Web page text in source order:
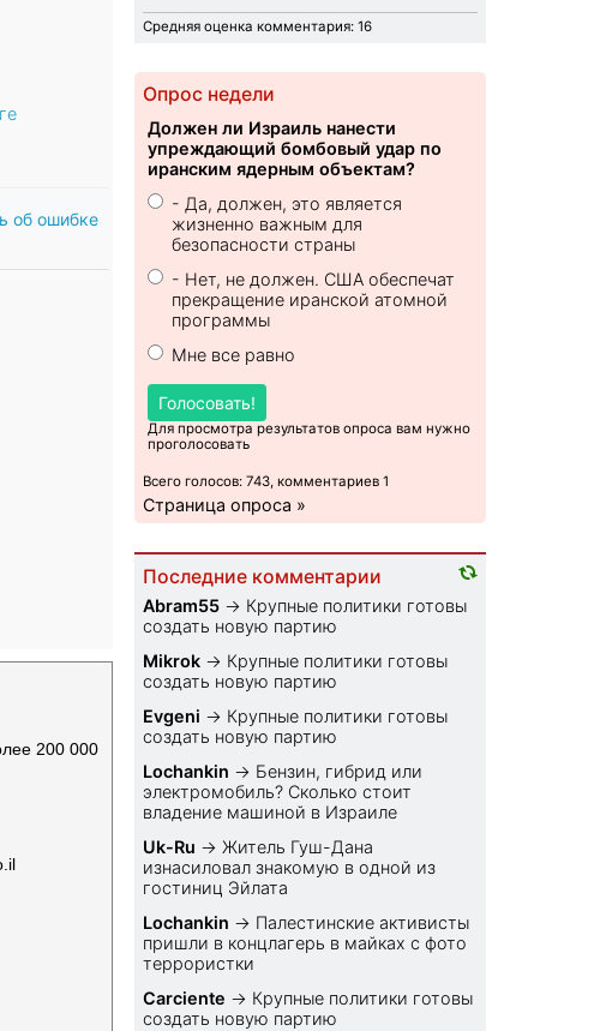
об ошибке
200 000
Средняя оценка комментария: 16
Опрос недели
Должен ли Израиль нанести
упреждающий бомбовый удар по
иранским ядерным объектам?
- Да, должен, это является
жизненно важным для
безопасности страны
- Нет, не должен. США обеспечат
прекращение иранской атомной
программы
Мне все равно
Голосовать!
Для просмотра результатов опроса вам нужно
проголосовать
Всего голосов: 743, комментариев 1
Страница опроса »
Последние комментарии
Abram55 → Крупные политики готовы
создать новую партию
Mikrok → Крупные политики готовы
создать новую партию
Evgeni → Крупные политики готовы
создать новую партию
Lochankin → Бензин, гибрид или
электромобиль? Cколько стоит
владение машиной в Израиле
Uk-Ru → Житель Гуш-Дана
изнасиловал знакомую в одной из
гостиниц Эйлата
Lochankin → Палестинские активисты
пришли в концлагерь в майках с фото
террористки
Carciente → Крупные политики готовы
создать новую партию